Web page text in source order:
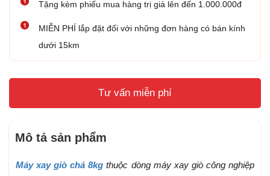
Tặng kèm phiếu mua hàng trị giá lên đến 1.000.000đ
MIỄN PHÍ lắp đặt đối với những đơn hàng có bán kính
dưới 15km
Tư vấn miễn phí
Mô tả sản phẩm
Máy xay giò chả 8kg thuộc dòng máy xay giò công nghiệp